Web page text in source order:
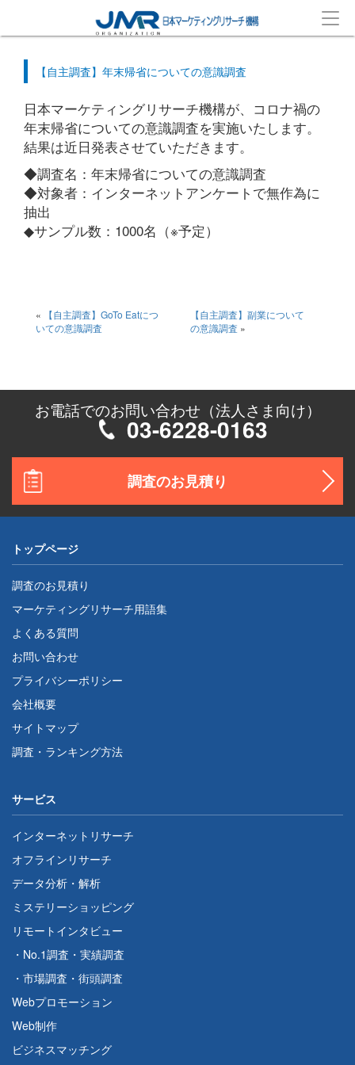
【自主調査】年末帰省についての意識調査
日本マーケティングリサーチ機構が、コロナ禍の
年末帰省についての意識調査を実施いたします。
結果は近日発表させていただきます。
◆調査名：年末帰省についての意識調査
◆対象者：インターネットアンケートで無作為に
抽出
◆サンプル数：1000名（※予定）
«
【自主調査】GoTo Eatにつ
いての意識調査
【自主調査】副業について
の意識調査 »
お電話でのお問い合わせ（法人さま向け）
03-6228-0163
調査のお見積り
トップページ
調査のお見積り
マーケティングリサーチ用語集
よくある質問
お問い合わせ
プライバシーポリシー
会社概要
サイトマップ
調査・ランキング方法
サービス
インターネットリサーチ
オフラインリサーチ
データ分析・解析
ミステリーショッピング
リモートインタビュー
・ No.1調査 ・ 実績調査
・ 市場調査 ・ 街頭調査
Webプロモーション
Web制作
ビジネスマッチング